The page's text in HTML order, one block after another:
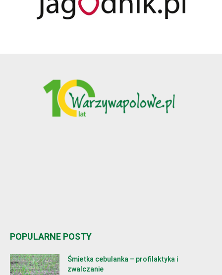
POPULARNE POSTY
Śmietka cebulanka – profilaktyka i
zwalczanie